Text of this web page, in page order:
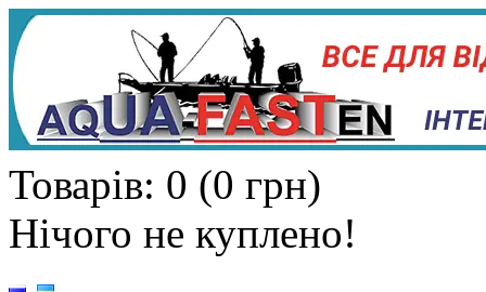
Товарів: 0 (0 грн)
Нічого не куплено!